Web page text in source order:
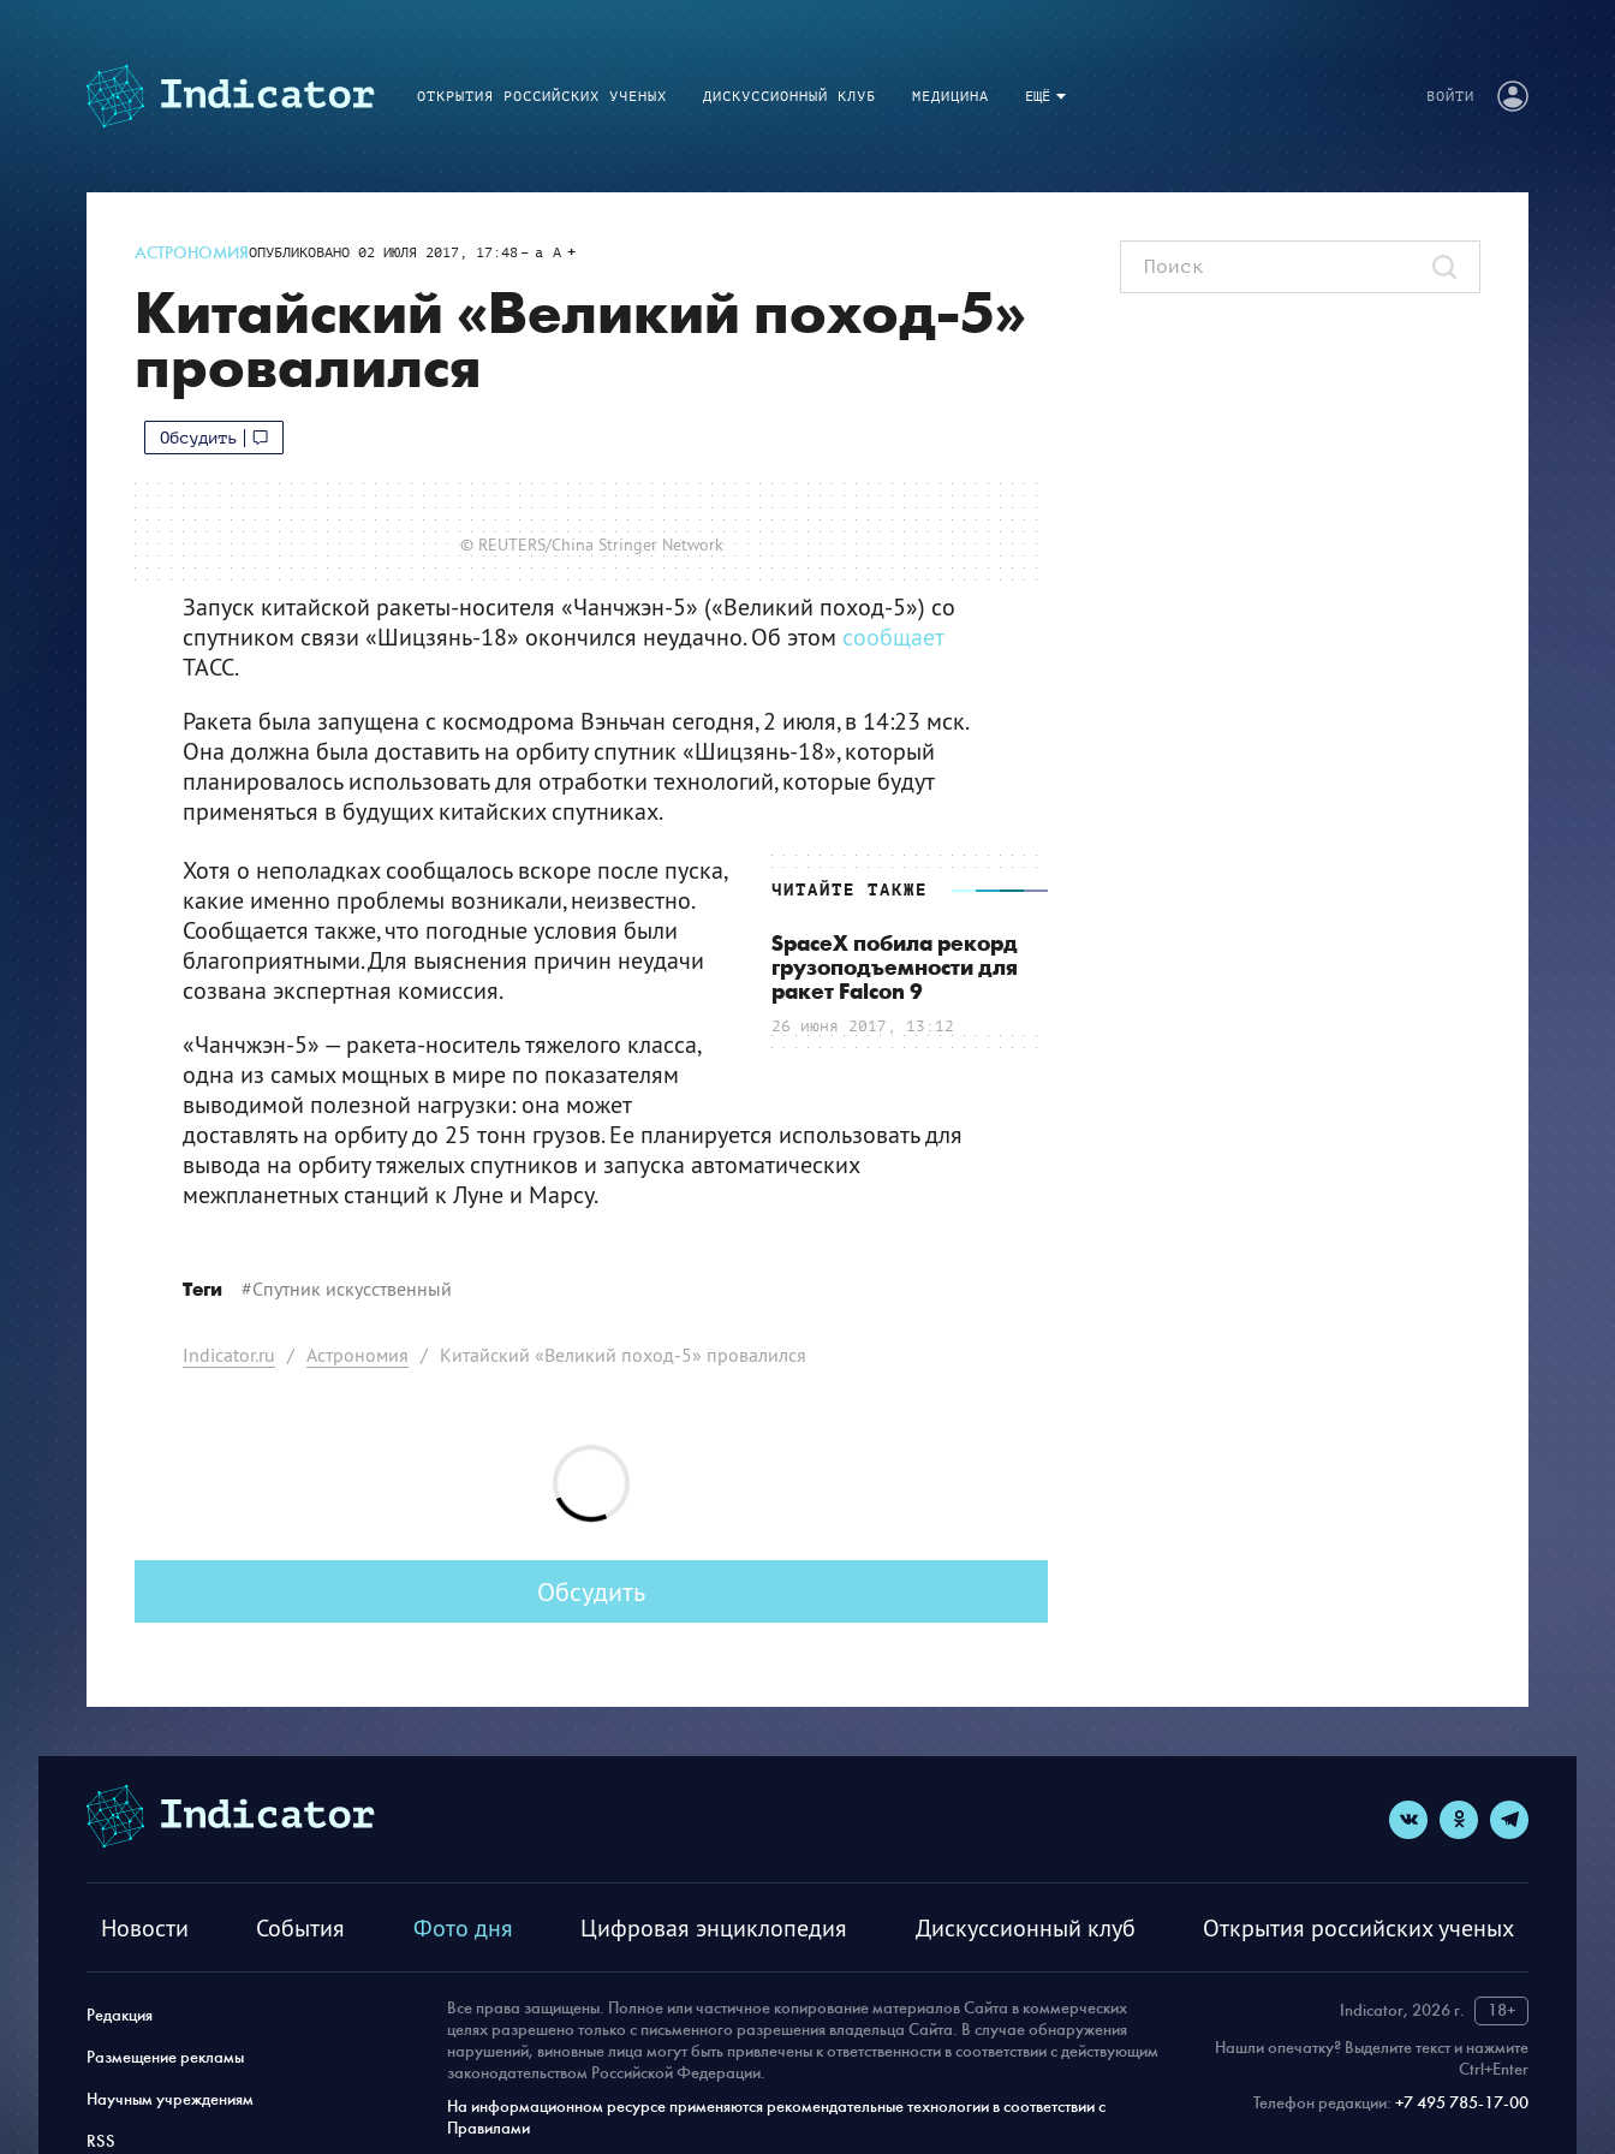
ЕЩЁ
ОТКРЫТИЯ РОССИЙСКИХ УЧЕНЫХ ДИСКУССИОННЫЙ КЛУБ МЕДИЦИНА ВОЙТИ
АСТРОНОМИЯОПУБЛИКОВАНО 02 ИЮЛЯ 2017, 17:48 a A
Китайский «Великий поход-5»
провалился
Обсудить
© REUTERS/China Stringer Network
Запуск китайской ракеты-носителя «Чанчжэн-5» («Великий поход-5») со
спутником связи «Шицзянь-18» окончился неудачно. Об этом сообщает
ТАСС.
Ракета была запущена с космодрома Вэньчан сегодня, 2 июля, в 14:23 мск.
Она должна была доставить на орбиту спутник «Шицзянь-18», который
планировалось использовать для отработки технологий, которые будут
применяться в будущих китайских спутниках.
ЧИТАЙТЕ ТАКЖЕ
SpaceX побила рекорд
грузоподъемности для
ракет Falcon 9
26 июня 2017, 13:12
Хотя о неполадках сообщалось вскоре после пуска,
какие именно проблемы возникали, неизвестно.
Сообщается также, что погодные условия были
благоприятными. Для выяснения причин неудачи
созвана экспертная комиссия.
«Чанчжэн-5» — ракета-носитель тяжелого класса,
одна из самых мощных в мире по показателям
выводимой полезной нагрузки: она может
доставлять на орбиту до 25 тонн грузов. Ее планируется использовать для
вывода на орбиту тяжелых спутников и запуска автоматических
межпланетных станций к Луне и Марсу.
Теги #Спутник искусственный
Indicator.ru / Астрономия / Китайский «Великий поход-5» провалился
Обсудить
Новости События Фото дня Цифровая энциклопедия Дискуссионный клуб Открытия российских ученых
Редакция
Размещение рекламы
Научным учреждениям
RSS
Indicator, 2026 г.
18+
Нашли опечатку? Выделите текст и нажмите
Ctrl+Enter
Телефон редакции: +7 495 785-17-00
Все права защищены. Полное или частичное копирование материалов Сайта в коммерческих
целях разрешено только с письменного разрешения владельца Сайта. В случае обнаружения
нарушений, виновные лица могут быть привлечены к ответственности в соответствии с действующим
законодательством Российской Федерации.
На информационном ресурсе применяются рекомендательные технологии в соответствии с
Правилами